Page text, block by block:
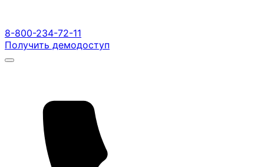
8-800-234-72-11
Получить демодоступ